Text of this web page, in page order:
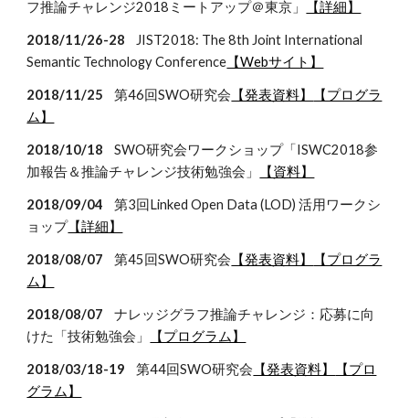
フ推論チャレンジ2018ミートアップ＠東京」
【詳細】
2018/11/26-28 JIST2018: The 8th Joint International
Semantic Technology Conference 【Webサイト】
2018/11/25 第46回SWO研究会 【発表資料】
【プログラ
ム】
2018/10/18 SWO研究会ワークショップ「ISWC2018参
加報告＆推論チャレンジ技術勉強会」
【資料】
2018/09/04 第3回Linked Open Data (LOD) 活用ワークシ
ョップ【詳細】
2018/08/07 第45回SWO研究会 【発表資料】
【プログラ
ム】
2018/08/07 ナレッジグラフ推論チャレンジ：応募に向
けた「技術勉強会」
【プログラム】
2018/03/18-19 第44回SWO研究会 【発表資料】
【プロ
グラム】